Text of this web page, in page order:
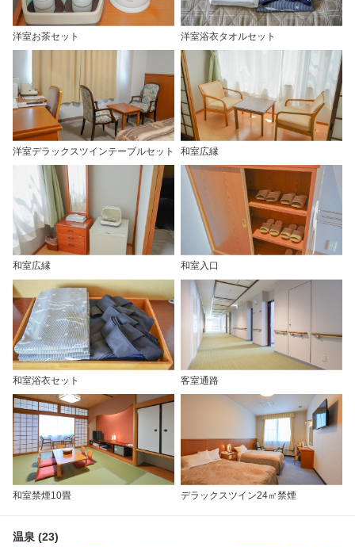
洋室お茶セット 洋室浴衣タオルセット
洋室デラックスツインテーブルセット 和室広縁
和室広縁 和室入口
和室浴衣セット 客室通路
和室禁煙10畳 デラックスツイン24㎡禁煙
温泉 (23)